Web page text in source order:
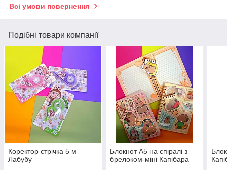
Всі умови повернення
Подібні товари компанії
Коректор стрічка 5 м
Лабубу
Блокнот А5 на спіралі з
брелоком-міні Капібара